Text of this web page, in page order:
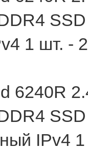
1 шт. -
6240R
IPv4